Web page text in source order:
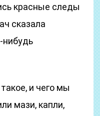
красные следы
сказала
и чего мы
мази, капли,